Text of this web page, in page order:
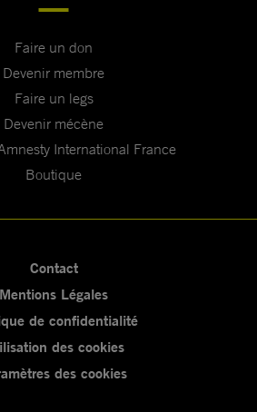
Faire un don
Devenir membre
Faire un legs
Devenir mécène
International France
Boutique
Contact
Mentions Légales
de confidentialité
des cookies
des cookies